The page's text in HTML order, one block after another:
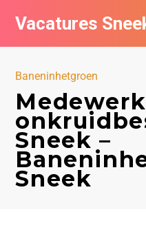
Vacatures
Baneninhetgroen
Sneek –
Sneek
Vacatures per bedrijf
De populairste vacatures